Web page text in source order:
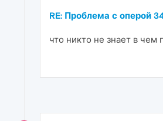
RE: Проблема с оперой
что никто не знает в чем